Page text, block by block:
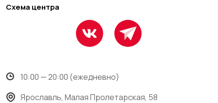
Схема центра
10:00 — 20:00 (ежедневно)
Ярославль, Малая Пролетарская, 58